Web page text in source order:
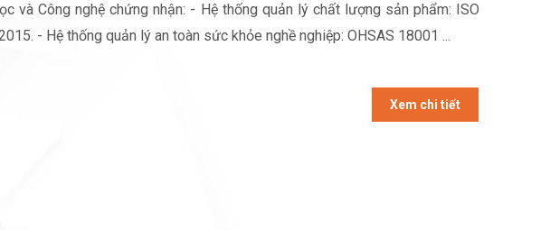
và Công nghệ chứng nhận: - Hệ thống quản lý chất lượng sản phẩm: ISO
- Hệ thống quản lý an toàn sức khỏe nghề nghiệp: OHSAS 18001 ...
Xem chi tiết